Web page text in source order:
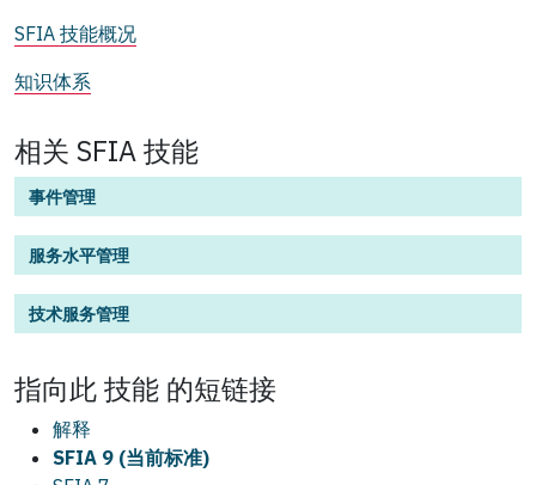
SFIA 技能概况
知识体系
相关 SFIA 技能
事件管理
服务水平管理
技术服务管理
指向此 技能 的短链接
解释
SFIA 9 (当前标准)